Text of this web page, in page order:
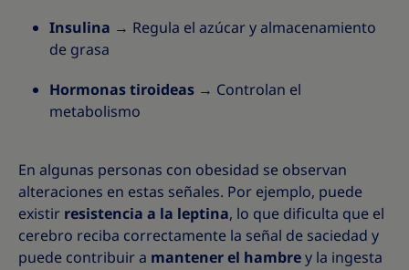
Insulina → Regula el azúcar y almacenamiento
de grasa
Hormonas tiroideas → Controlan el
metabolismo
En algunas personas con obesidad se observan
alteraciones en estas señales. Por ejemplo, puede
existir resistencia a la leptina, lo que dificulta que el
cerebro reciba correctamente la señal de saciedad y
puede contribuir a mantener el hambrey la ingesta